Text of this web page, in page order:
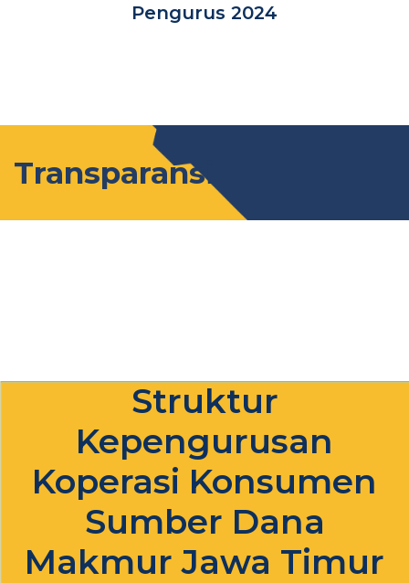
Pengurus 2024
Transparansi
Struktur
Kepengurusan
Koperasi Konsumen
Sumber Dana
Makmur Jawa Timur